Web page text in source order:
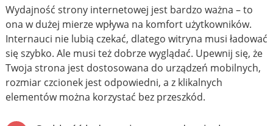
Wydajność strony internetowej jest bardzo ważna – to
ona w dużej mierze wpływa na komfort użytkowników.
Internauci nie lubią czekać, dlatego witryna musi ładować
się szybko. Ale musi też dobrze wyglądać. Upewnij się, że
Twoja strona jest dostosowana do urządzeń mobilnych,
rozmiar czcionek jest odpowiedni, a z klikalnych
elementów można korzystać bez przeszkód.